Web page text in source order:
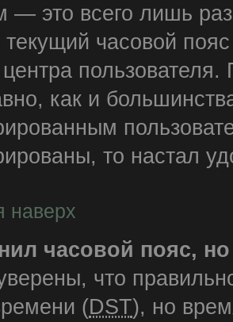
— это всего лишь
текущий часовой
центра
как и
то настал
наверх
часовой пояс,
что
(DST), но